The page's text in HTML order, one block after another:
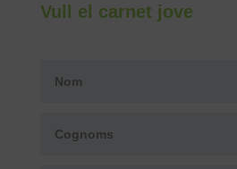
Vull el carnet jove